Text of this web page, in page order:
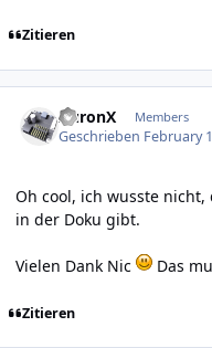
Zitieren
AuronX Members
Geschrieben February
Oh cool, ich wusste nicht,
in der Doku gibt.
Vielen Dank Nic Das
Zitieren